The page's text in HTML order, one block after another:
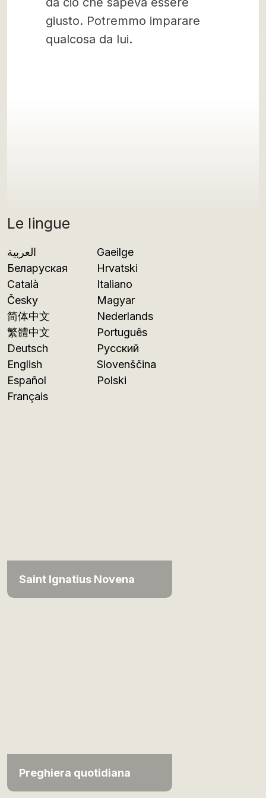
Le lingue
العربية
Беларуская
Català
Česky
简体中文
繁體中文
Deutsch
English
Español
Français
Gaeilge
Hrvatski
Italiano
Magyar
Nederlands
Português
Русский
Slovenščina
Polski
Saint Ignatius Novena
Preghiera quotidiana
giusto. Potremmo imparare
qualcosa da lui.